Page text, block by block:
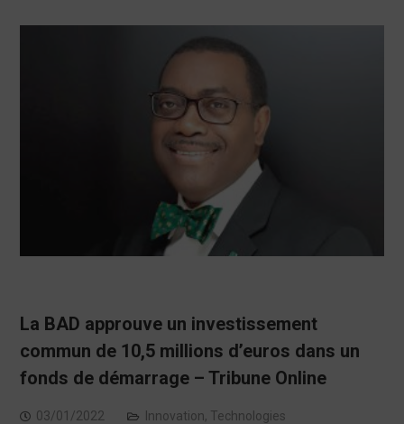
La BAD approuve un investissement
commun de 10,5 millions d’euros dans un
fonds de démarrage – Tribune Online
03/01/2022 Innovation, Technologies